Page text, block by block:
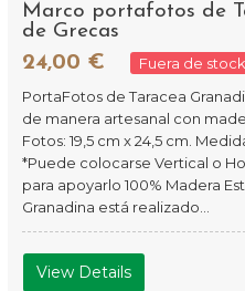
Marco portafotos de
de Grecas
24,00 €
Fuera de stock
PortaFotos de Taracea
de manera artesanal con
Fotos: 19,5 cm x 24,5 cm.
*Puede colocarse Vertical o
para apoyarlo 100% Madera
Granadina está realizado...
View Details